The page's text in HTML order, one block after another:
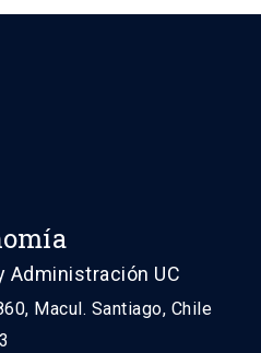
Administración UC
Macul. Santiago, Chile